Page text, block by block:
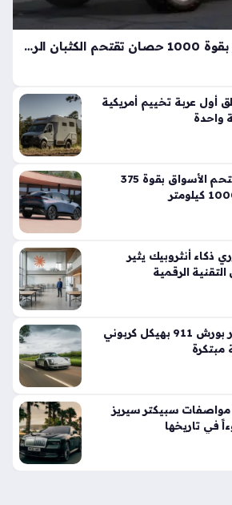
شيلبي باجا رابتور آر بقوة 1000 حصان تقتحم الكثبان الرملية بأداء خارق
الأداء التقليدية في شاحنات البيك أب، إذ
غير مسبوقة بفضل تعديلات…
أول عربة تخييم أمريكية
واحدة
لانشيا جاما الجديدة تقتحم الأسواق بقوة 375
ذكاء أنثروبيك يثير
الرقمية
ثيون ديزاين تعيد ابتكار بورش 911 بهيكل كربوني
مبتكرة
سبيكتر سيريز
في تاريخها